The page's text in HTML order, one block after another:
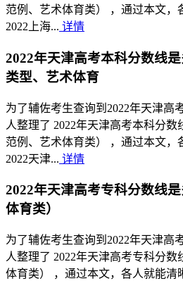
范例、艺术体育类） ，通过本文，
2022上海... 详情
2022年天津高考本科分数线
类型、艺术体育
为了辅佐考生查询到2022年天津高
人整理了 2022年天津高考本科分
范例、艺术体育类） ，通过本文，
2022天津... 详情
2022年天津高考专科分数线
体育类）
为了辅佐考生查询到2022年天津高
人整理了 2022年天津高考专科分
体育类） ，通过本文，各人就能清